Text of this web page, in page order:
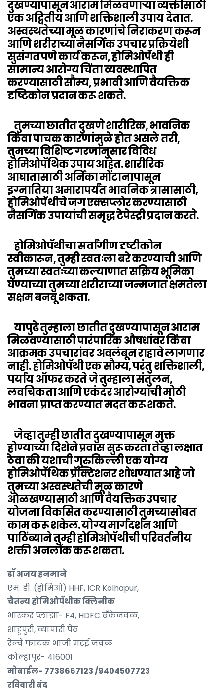
दुखण्यापासून आराम मिळवणाऱ्या व्यक्तींसाठी
एक अद्वितीय आणि शक्तिशाली उपाय देतात.
अस्वस्थतेच्या मूळ कारणांचे निराकरण करून
आणि शरीराच्या नैसर्गिक उपचार प्रक्रियेशी
सुसंगतपणे कार्य करून, होमिओपॅथी ही
सामान्य आरोग्य चिंता व्यवस्थापित
करण्यासाठी सौम्य, प्रभावी आणि वैयक्तिक
दृष्टिकोन प्रदान करू शकते.
तुमच्या छातीत दुखणे शारीरिक, भावनिक
किंवा पाचक कारणांमुळे होत असले तरी,
तुमच्या विशिष्ट गरजांनुसार विविध
होमिओपॅथिक उपाय आहेत. शारीरिक
आघातासाठी अर्निका मोंटानापासून
इग्नातिया अमारापर्यंत भावनिक त्रासासाठी,
होमिओपॅथीचे जग एक्सप्लोर करण्यासाठी
नैसर्गिक उपायांची समृद्ध टेपेस्ट्री प्रदान करते.
होमिओपॅथीचा सर्वांगीण दृष्टीकोन
स्वीकारून, तुम्ही स्वतःला बरे करण्याची आणि
तुमच्या स्वतःच्या कल्याणात सक्रिय भूमिका
घेण्याच्या तुमच्या शरीराच्या जन्मजात क्षमतेला
सक्षम बनवू शकता.
यापुढे तुम्हाला छातीत दुखण्यापासून आराम
मिळवण्यासाठी पारंपारिक औषधांवर किंवा
आक्रमक उपचारांवर अवलंबून राहावे लागणार
नाही. होमिओपॅथी एक सौम्य, परंतु शक्तिशाली,
पर्याय ऑफर करते जे तुम्हाला संतुलन,
लवचिकता आणि एकंदर आरोग्याची मोठी
भावना प्राप्त करण्यात मदत करू शकते.
जेव्हा तुम्ही छातीत दुखण्यापासून मुक्त
होण्याच्या दिशेने प्रवास सुरू करता तेव्हा लक्षात
ठेवा की यशाची गुरुकिल्ली एक योग्य
होमिओपॅथिक प्रॅक्टिशनर शोधण्यात आहे जो
तुमच्या अस्वस्थतेची मूळ कारणे
ओळखण्यासाठी आणि वैयक्तिक उपचार
योजना विकसित करण्यासाठी तुमच्यासोबत
काम करू शकेल. योग्य मार्गदर्शन आणि
पाठिंब्याने तुम्ही होमिओपॅथीची परिवर्तनीय
शक्ती अनलॉक करू शकता.
डॉ अजय हनमाने
एम. डी. (होमिओ) HHF, ICR Kolhapur,
चैतन्य होमिओपॅथीक क्लिनीक
भास्कर प्लाझा- F4, HDFC बॅंकेजवळ,
शाहुपुरी, व्यापारी पेठ
रेल्वे फाटक भाजी मंडई जवळ
कोल्हापूर- 416001
मोबाईल- 7738667123 /9404507723
रविवारी बंद